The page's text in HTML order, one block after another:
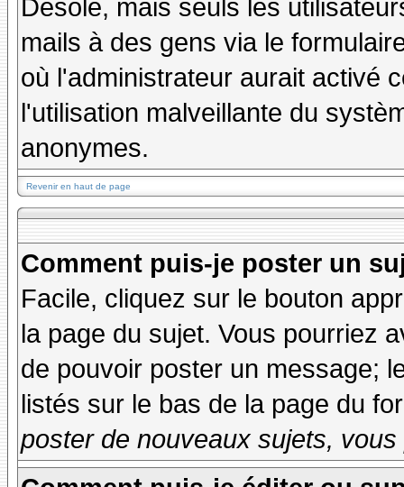
Désolé, mais seuls les
mails à des gens via le
où l'administrateur aurait activé
l'utilisation malveillante du
anonymes.
Revenir en haut de page
Comment puis-je poster un
Facile, cliquez sur le bouton
la page du sujet. Vous pourriez
de pouvoir poster un message;
listés sur le bas de la page du
poster de nouveaux sujets,